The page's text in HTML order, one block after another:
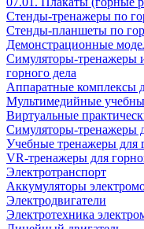
Стенды-тренажеры по
Стенды-планшеты по
Демонстрационные
Симуляторы-тренажеры
горного дела
Аппаратные комплексы
Мультимедийные
Виртуальные
Симуляторы-тренажеры
Учебные тренажеры для
VR-тренажеры для
Электротранспорт
Аккумуляторы
Электродвигатели
Электротехника